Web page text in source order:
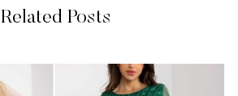
Related Posts